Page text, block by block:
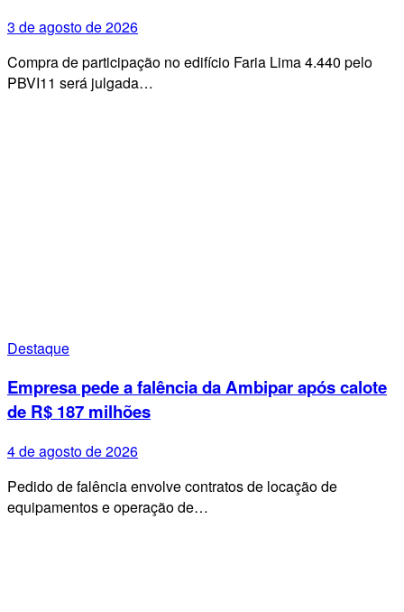
3 de agosto de 2026
Compra de participação no edifício Faria Lima 4.440 pelo
PBVI11 será julgada…
Destaque
Empresa pede a falência da Ambipar após calote
de R$ 187 milhões
4 de agosto de 2026
Pedido de falência envolve contratos de locação de
equipamentos e operação de…